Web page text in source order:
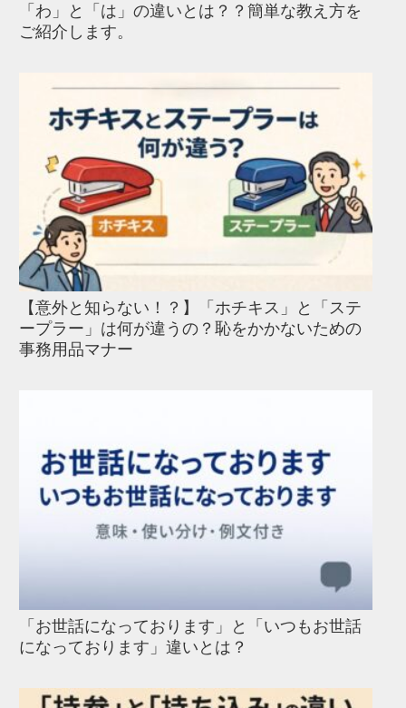
「わ」と「は」の違いとは？？簡単な教え方を
ご紹介します。
【意外と知らない！？】「ホチキス」と「ステ
ープラー」は何が違うの？恥をかかないための
事務用品マナー
「お世話になっております」と「いつもお世話
になっております」違いとは？